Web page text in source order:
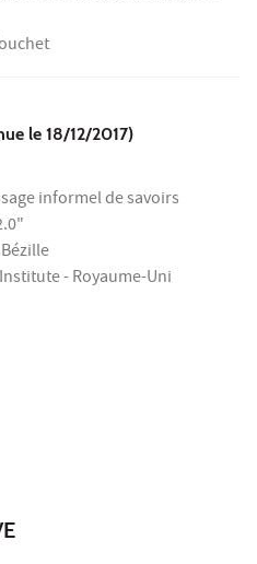
le 18/12/2017)
informel de savoirs
- Royaume-Uni